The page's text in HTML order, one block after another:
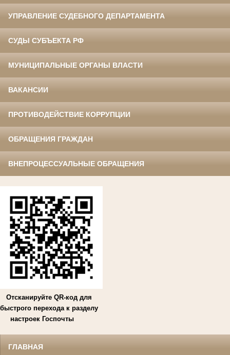
УПРАВЛЕНИЕ СУДЕБНОГО ДЕПАРТАМЕНТА
СУДЫ СУБЪЕКТА РФ
МУНИЦИПАЛЬНЫЕ ОРГАНЫ ВЛАСТИ
ВАКАНСИИ
ПРОТИВОДЕЙСТВИЕ КОРРУПЦИИ
ОБРАЩЕНИЯ ГРАЖДАН
ВНЕПРОЦЕССУАЛЬНЫЕ ОБРАЩЕНИЯ
Отсканируйте QR-код для
быстрого перехода к разделу
настроек Госпочты
ГЛАВНАЯ